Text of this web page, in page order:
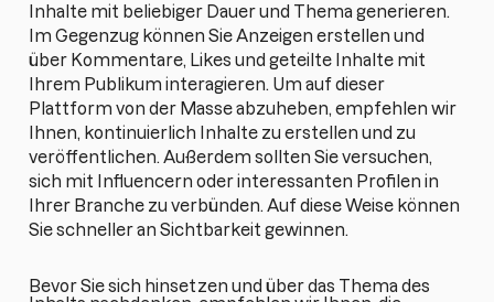
Inhalte mit beliebiger Dauer und Thema generieren.
Im Gegenzug können Sie Anzeigen erstellen und
über Kommentare, Likes und geteilte Inhalte mit
Ihrem Publikum interagieren. Um auf dieser
Plattform von der Masse abzuheben, empfehlen wir
Ihnen, kontinuierlich Inhalte zu erstellen und zu
veröffentlichen. Außerdem sollten Sie versuchen,
sich mit Influencern oder interessanten Profilen in
Ihrer Branche zu verbünden. Auf diese Weise können
Sie schneller an Sichtbarkeit gewinnen.
Bevor Sie sich hinsetzen und über das Thema des